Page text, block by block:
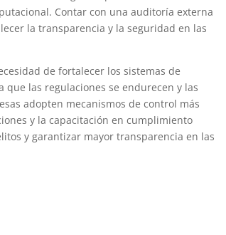
Contar con una auditoría externa
la transparencia y la seguridad en las
de fortalecer los sistemas de
las regulaciones se endurecen y las
adopten mecanismos de control más
y la capacitación en cumplimiento
y garantizar mayor transparencia en las